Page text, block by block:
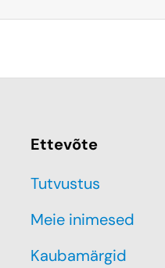
Ettevõte
Tutvustus
Meie inimesed
Kaubamärgid